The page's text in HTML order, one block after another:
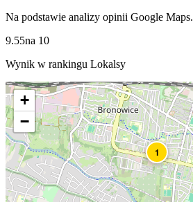
Na podstawie analizy opinii Google Maps.
9.55na 10
Wynik w rankingu Lokalsy
1
+
−